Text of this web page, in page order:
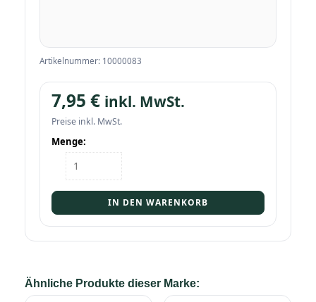
Artikelnummer: 10000083
7,95 € inkl. MwSt.
Preise inkl. MwSt.
Menge:
Flasche
Cocktail
Menge
IN DEN WARENKORB
Ähnliche Produkte dieser Marke: